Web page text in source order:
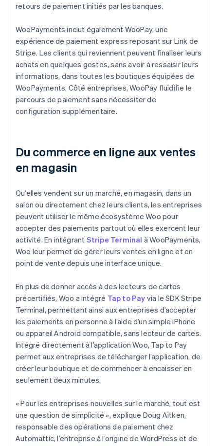
retours de paiement initiés par les banques.
WooPayments inclut également WooPay, une
expérience de paiement express reposant sur Link de
Stripe. Les clients qui reviennent peuvent finaliser leurs
achats en quelques gestes, sans avoir à ressaisir leurs
informations, dans toutes les boutiques équipées de
WooPayments. Côté entreprises, WooPay fluidifie le
parcours de paiement sans nécessiter de
configuration supplémentaire.
Du commerce en ligne aux ventes
en magasin
Qu’elles vendent sur un marché, en magasin, dans un
salon ou directement chez leurs clients, les entreprises
peuvent utiliser le même écosystème Woo pour
accepter des paiements partout où elles exercent leur
activité. En intégrant Stripe Terminal à WooPayments,
Woo leur permet de gérer leurs ventes en ligne et en
point de vente depuis une interface unique.
En plus de donner accès à des lecteurs de cartes
précertifiés, Woo a intégré Tap to Pay via le SDK Stripe
Terminal, permettant ainsi aux entreprises d’accepter
les paiements en personne à l’aide d’un simple iPhone
ou appareil Android compatible, sans lecteur de cartes.
Intégré directement à l’application Woo, Tap to Pay
permet aux entreprises de télécharger l’application, de
créer leur boutique et de commencer à encaisser en
seulement deux minutes.
« Pour les entreprises nouvelles sur le marché, tout est
une question de simplicité », explique Doug Aitken,
responsable des opérations de paiement chez
Automattic, l’entreprise à l’origine de WordPress et de